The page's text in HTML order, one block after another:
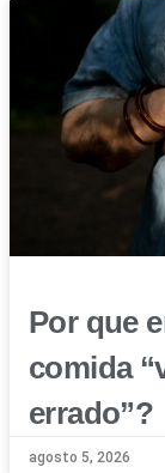
Por que
comida
errado”?
agosto 5, 2026